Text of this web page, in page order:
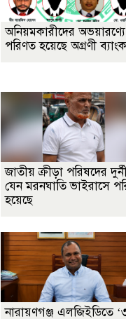
অনিয়মকারীদের অভয়ারণ্যে
পরিণত হয়েছে অগ্রণী
জাতীয় ক্রীড়া পরিষদের
যেন মরনঘাতি ভাইরাসে
হয়েছে
নারায়ণগঞ্জ এলজিইডিতে